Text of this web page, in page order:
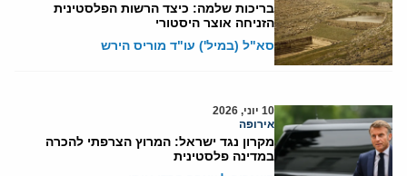
בריכות שלמה: כיצד הרשות הפלסטינית
הזניחה אוצר היסטורי
סא"ל (במיל') עו"ד מוריס הירש
10 יוני, 2026
אירופה
מקרון נגד ישראל: המרוץ הצרפתי להכרה
במדינה פלסטינית